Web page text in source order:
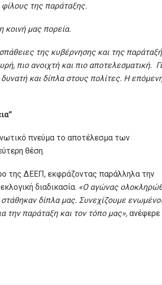
της παράταξης.
κοινή μας πορεία.
της κυβέρνησης και της
πιο ανοιχτή και πιο αποτελεσματική.
και δίπλα στους πολίτες. Η
πνεύμα το αποτέλεσμα των
θέση.
της ΔΕΕΠ, εκφράζοντας παράλληλα την
διαδικασία. «Ο αγώνας
δίπλα μας. Συνεχίζουμε
την παράταξη και τον τόπο μας», ανέφερε